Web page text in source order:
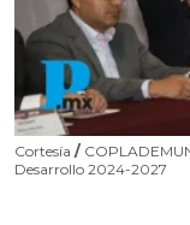
Cortesía /
Desarrollo 2024-2027